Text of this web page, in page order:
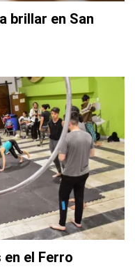
brillar en San
el Ferro